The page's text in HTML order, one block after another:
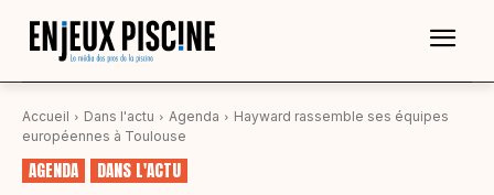
Accueil Dans l'actu Agenda
Hayward rassemble ses équipes
européennes à Toulouse
AGENDA DANS L'ACTU